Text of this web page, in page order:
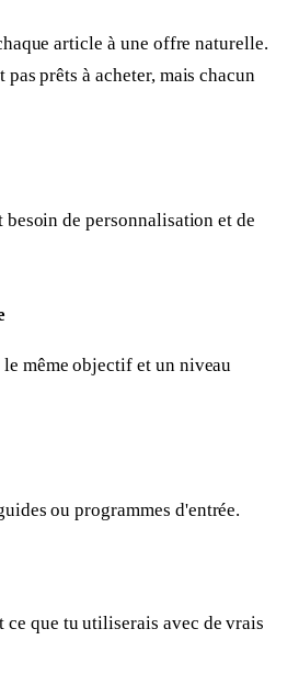
article à une offre naturelle.
pas prêts à acheter, mais chacun
de personnalisation et de
même objectif et un niveau
ou programmes d'entrée.
ce que tu utiliserais avec de vrais